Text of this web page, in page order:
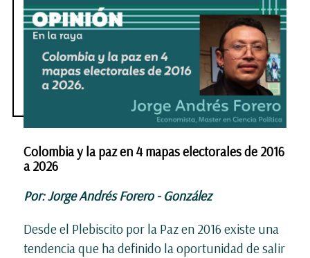
Colombia y la paz en 4 mapas electorales de 2016
a 2026
Por: Jorge Andrés Forero - González
Desde el Plebiscito por la Paz en 2016 existe una
tendencia que ha definido la oportunidad de salir